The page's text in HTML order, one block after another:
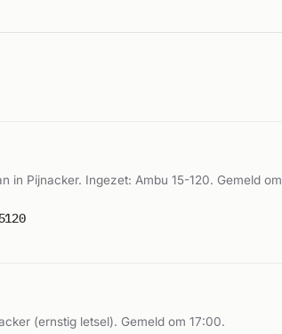
in Pijnacker. Ingezet: Ambu 15-120. Gemeld om
(ernstig letsel). Gemeld om 17:00.